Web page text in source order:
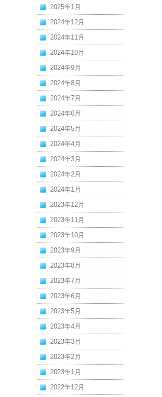
2025年1月
2024年12月
2024年11月
2024年10月
2024年9月
2024年8月
2024年7月
2024年6月
2024年5月
2024年4月
2024年3月
2024年2月
2024年1月
2023年12月
2023年11月
2023年10月
2023年9月
2023年8月
2023年7月
2023年6月
2023年5月
2023年4月
2023年3月
2023年2月
2023年1月
2022年12月